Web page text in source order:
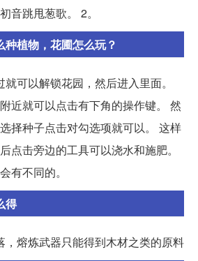
音跳甩葱歌。 2。
种植物，花圃怎么玩？
可以解锁花园，然后进入里面。
近就可以点击有下角的操作键。 然
择种子点击对勾选项就可以。 这样
点击旁边的工具可以浇水和施肥。
有不同的。
得
，熔炼武器只能得到木材之类的原料